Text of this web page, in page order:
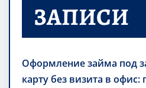
ЗАПИСИ
Оформление займа под
карту без визита в офис: